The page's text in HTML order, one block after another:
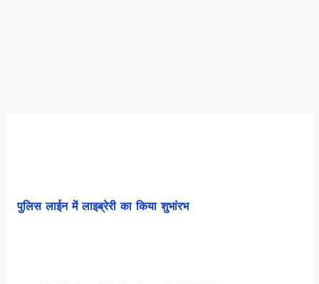
पुलिस लाईन में लाइब्रेरी का किया शुभांरभ